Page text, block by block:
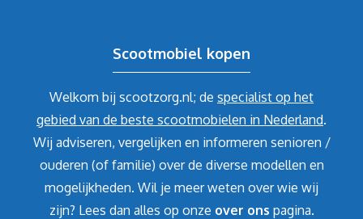
Scootmobiel kopen
Welkom bij scootzorg.nl; de specialist op het
gebied van de beste scootmobielen in Nederland.
Wij adviseren, vergelijken en informeren senioren /
ouderen (of familie) over de diverse modellen en
mogelijkheden. Wil je meer weten over wie wij
zijn? Lees dan alles op onze over ons pagina.